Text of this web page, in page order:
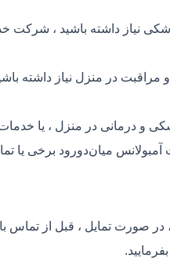
نیاز داشته باشید ، شرکت
در منزل نیاز داشته
درمانی در منزل ، یا خدمات
میان‌دورود برخی یا
صورت تمایل ، قبل از